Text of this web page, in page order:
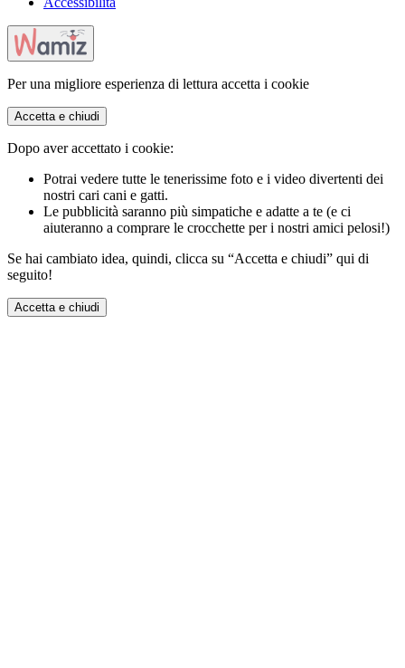
Per una migliore esperienza di lettura accetta i cookie
Accetta e chiudi
Dopo aver accettato i cookie:
Potrai vedere tutte le tenerissime foto e i video divertenti dei
nostri cari cani e gatti.
Le pubblicità saranno più simpatiche e adatte a te (e ci
aiuteranno a comprare le crocchette per i nostri amici pelosi!)
Se hai cambiato idea, quindi, clicca su “Accetta e chiudi” qui di
seguito!
Accetta e chiudi